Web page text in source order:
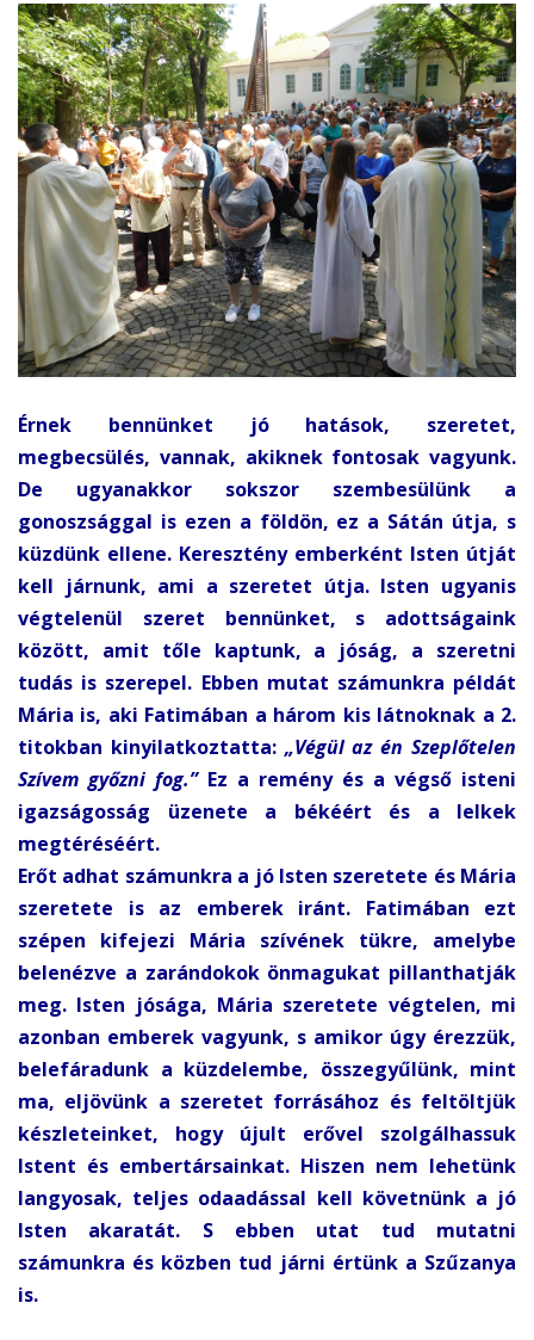
Érnek bennünket jó hatások, szeretet,
megbecsülés, vannak, akiknek fontosak vagyunk.
De ugyanakkor sokszor szembesülünk a
gonoszsággal is ezen a földön, ez a Sátán útja, s
küzdünk ellene. Keresztény emberként Isten útját
kell járnunk, ami a szeretet útja. Isten ugyanis
végtelenül szeret bennünket, s adottságaink
között, amit tőle kaptunk, a jóság, a szeretni
tudás is szerepel. Ebben mutat számunkra példát
Mária is, aki Fatimában a három kis látnoknak a 2.
titokban kinyilatkoztatta: „Végül az én Szeplőtelen
Szívem győzni fog.”Ez a remény és a végső isteni
igazságosság üzenete a békéért és a lelkek
megtéréséért.
Erőt adhat számunkra a jó Isten szeretete és Mária
szeretete is az emberek iránt. Fatimában ezt
szépen kifejezi Mária szívének tükre, amelybe
belenézve a zarándokok önmagukat pillanthatják
meg. Isten jósága, Mária szeretete végtelen, mi
azonban emberek vagyunk, s amikor úgy érezzük,
belefáradunk a küzdelembe, összegyűlünk, mint
ma, eljövünk a szeretet forrásához és feltöltjük
készleteinket, hogy újult erővel szolgálhassuk
Istent és embertársainkat. Hiszen nem lehetünk
langyosak, teljes odaadással kell követnünk a jó
Isten akaratát. S ebben utat tud mutatni
számunkra és közben tud járni értünk a Szűzanya
is.